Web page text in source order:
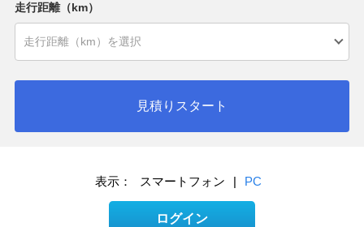
走行距離（km）
見積りスタート
表示： スマートフォン | PC
ログイン